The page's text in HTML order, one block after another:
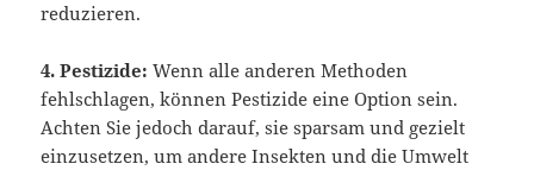
reduzieren.
4. Pestizide: Wenn alle anderen Methoden
fehlschlagen, können Pestizide eine Option sein.
Achten Sie jedoch darauf, sie sparsam und gezielt
einzusetzen, um andere Insekten und die Umwelt